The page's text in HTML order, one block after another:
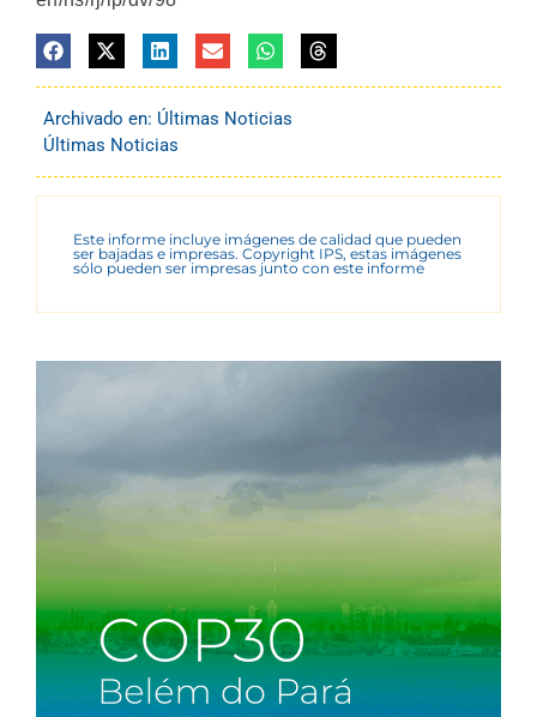
Archivado en: Últimas Noticias
Últimas Noticias
Este informe incluye imágenes de calidad que pueden
ser bajadas e impresas. Copyright IPS, estas imágenes
sólo pueden ser impresas junto con este informe